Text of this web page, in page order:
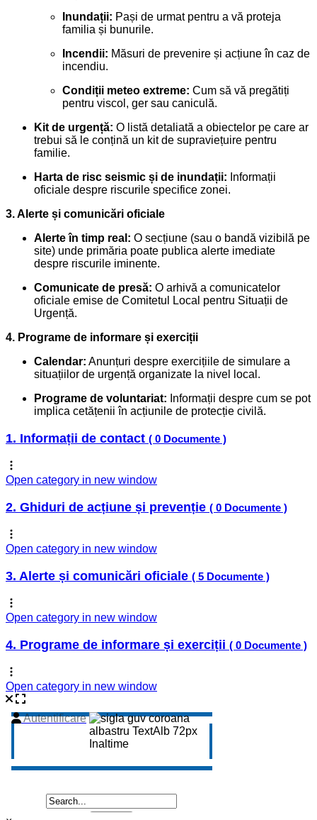
Inundații: Pași de urmat pentru a vă proteja
familia și bunurile.
Incendii: Măsuri de prevenire și acțiune în caz de
incendiu.
Condiții meteo extreme: Cum să vă pregătiți
pentru viscol, ger sau caniculă.
Kit de urgență: O listă detaliată a obiectelor pe care ar
trebui să le conțină un kit de supraviețuire pentru
familie.
Harta de risc seismic și de inundații: Informații
oficiale despre riscurile specifice zonei.
3. Alerte și comunicări oficiale
Alerte în timp real: O secțiune (sau o bandă vizibilă pe
site) unde primăria poate publica alerte imediate
despre riscurile iminente.
Comunicate de presă: O arhivă a comunicatelor
oficiale emise de Comitetul Local pentru Situații de
Urgență.
4. Programe de informare și exerciții
Calendar: Anunțuri despre exercițiile de simulare a
situațiilor de urgență organizate la nivel local.
Programe de voluntariat: Informații despre cum se pot
implica cetățenii în acțiunile de protecție civilă.
1. Informații de contact ( 0 Documente )
Open category in new window
2. Ghiduri de acțiune și prevenție ( 0 Documente )
Open category in new window
3. Alerte și comunicări oficiale ( 5 Documente )
Open category in new window
4. Programe de informare și exerciții ( 0 Documente )
Open category in new window